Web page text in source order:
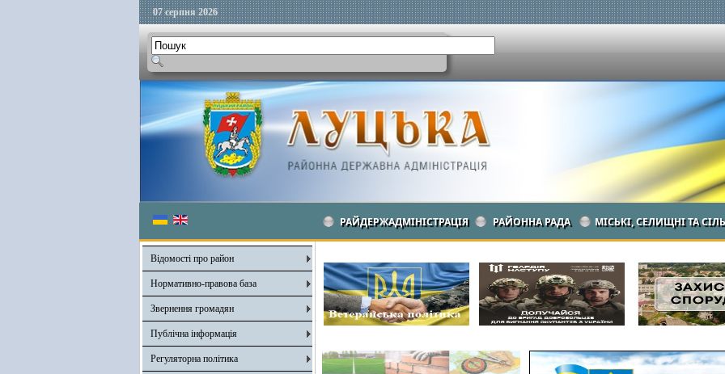
07 серпня 2026
РАЙДЕРЖАДМІНІСТРАЦІЯ РАЙОННА РАДА МІСЬКІ, СЕЛИЩНІ ТА
Відомості про район
Нормативно-правова база
Звернення громадян
Публічна інформація
Регуляторна політика